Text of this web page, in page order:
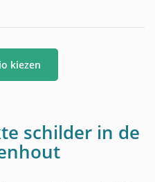
kiezen
schilder in de